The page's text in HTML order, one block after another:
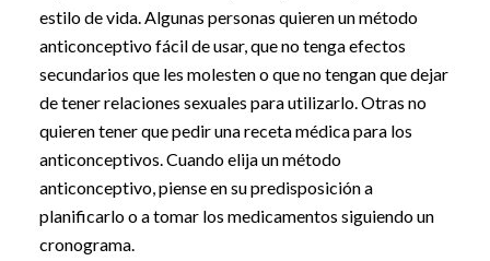
estilo de vida. Algunas personas quieren un método
anticonceptivo fácil de usar, que no tenga efectos
secundarios que les molesten o que no tengan que dejar
de tener relaciones sexuales para utilizarlo. Otras no
quieren tener que pedir una receta médica para los
anticonceptivos. Cuando elija un método
anticonceptivo, piense en su predisposición a
planificarlo o a tomar los medicamentos siguiendo un
cronograma.